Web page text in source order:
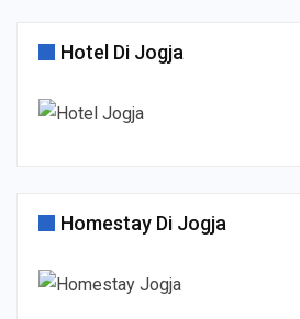
Hotel Di Jogja
Homestay Di Jogja